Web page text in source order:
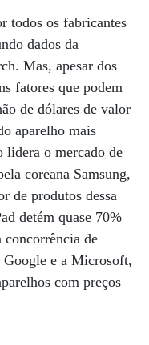
todos os fabricantes
dados da
Mas, apesar dos
fatores que podem
de dólares de valor
aparelho mais
lidera o mercado de
coreana Samsung,
de produtos dessa
detém quase 70%
concorrência de
e a Microsoft,
com preços